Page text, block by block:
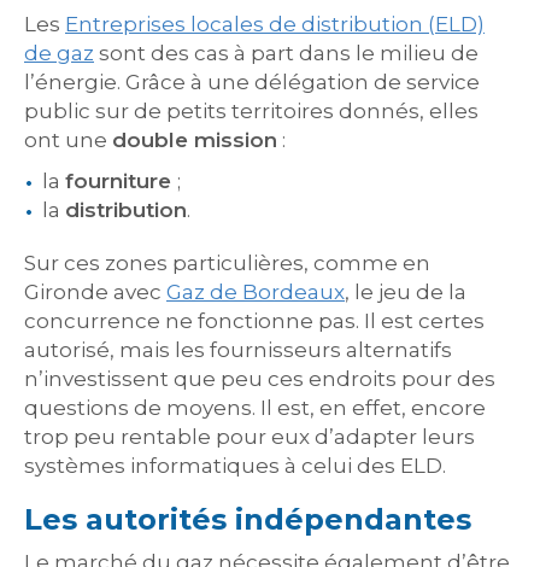
Les Entreprises locales de distribution (ELD)
de gaz sont des cas à part dans le milieu de
l’énergie. Grâce à une délégation de service
public sur de petits territoires donnés, elles
ont une double mission :
la fourniture ;
la distribution.
Sur ces zones particulières, comme en
Gironde avec Gaz de Bordeaux, le jeu de la
concurrence ne fonctionne pas. Il est certes
autorisé, mais les fournisseurs alternatifs
n’investissent que peu ces endroits pour des
questions de moyens. Il est, en effet, encore
trop peu rentable pour eux d’adapter leurs
systèmes informatiques à celui des ELD.
Les autorités indépendantes
Le marché du gaz nécessite également d’être